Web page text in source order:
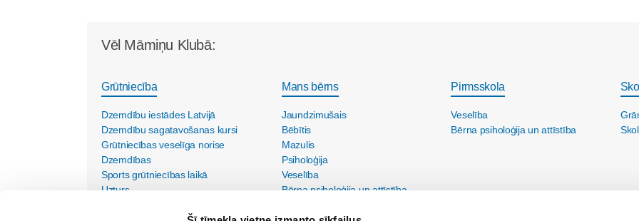
Vēl Māmiņu Klubā:
Grūtniecība
Dzemdību iestādes Latvijā
Dzemdību sagatavošanas kursi
Grūtniecības veselīga norise
Dzemdības
Sports grūtniecības laikā
Uzturs
Mans bērns
Jaundzimušais
Bēbītis
Mazulis
Psiholoģija
Veselība
Bērna psiholoģija un attīstība
Pirmsskola
Veselība
Bērna psiholoģija un attīstība